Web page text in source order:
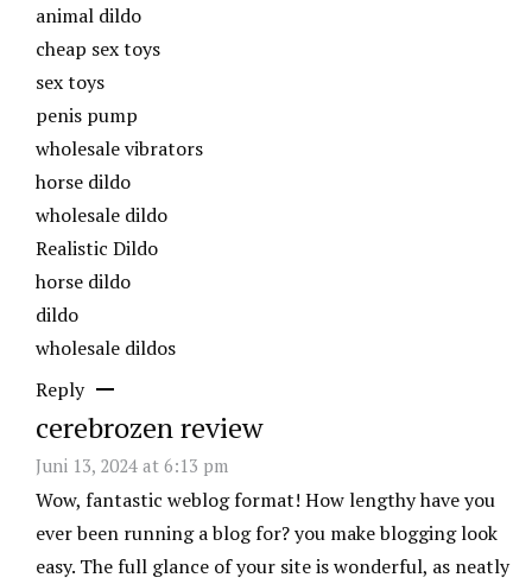
animal dildo
cheap sex toys
sex toys
penis pump
wholesale vibrators
horse dildo
wholesale dildo
Realistic Dildo
horse dildo
dildo
wholesale dildos
Reply
cerebrozen review
Juni 13, 2024 at 6:13 pm
Wow, fantastic weblog format! How lengthy have you
ever been running a blog for? you make blogging look
easy. The full glance of your site is wonderful, as neatly